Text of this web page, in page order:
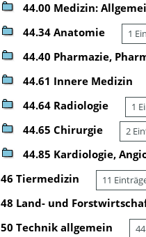
44.00 Medizin:
44.34 Anatomie 1
44.40 Pharmazie,
44.61 Innere Medizin
44.64 Radiologie 1
44.65 Chirurgie 2
44.85 Kardiologie,
46 Tiermedizin 11
48 Land- und
50 Technik allgemein